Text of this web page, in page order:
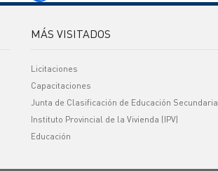
MÁS VISITADOS
Licitaciones
Capacitaciones
Junta de Clasificación de Educación Secundaria
Instituto Provincial de la Vivienda (IPV)
Educación